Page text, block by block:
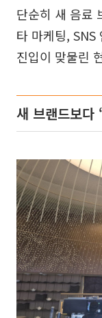
단순히 새 음료
타 마케팅, SNS
진입이 맞물린
새 브랜드보다